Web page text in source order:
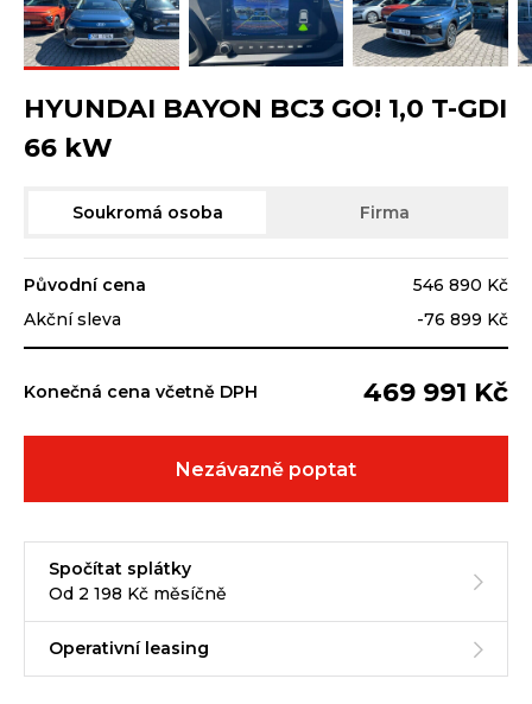
HYUNDAI BAYON BC3 GO! 1,0 T-GDI
66 kW
Soukromá osoba Firma
Původní cena
546 890 Kč
Akční sleva
-76 899 Kč
Konečná cena včetně DPH 469 991 Kč
Nezávazně poptat
Spočítat splátky
Od 2 198 Kč měsíčně
Operativní leasing